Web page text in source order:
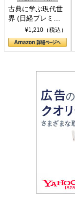
古典に学ぶ現代世
界 (日経プレミア
シリーズ)¥1,210（税込）